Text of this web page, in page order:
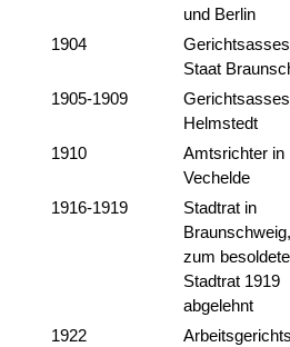
und Berlin
1904
Staat
1905-1909
Helmstedt
1910
Amtsrichter in
Vechelde
1916-1919
Stadtrat in
zum
Stadtrat 1919
abgelehnt
1922